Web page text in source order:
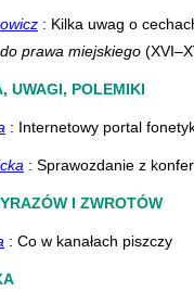
: Kilka uwag o
prawa miejskiego
UWAGI, POLEMIKI
: Internetowy portal
: Sprawozdanie z
I ZWROTÓW
: Co w kanałach piszczy